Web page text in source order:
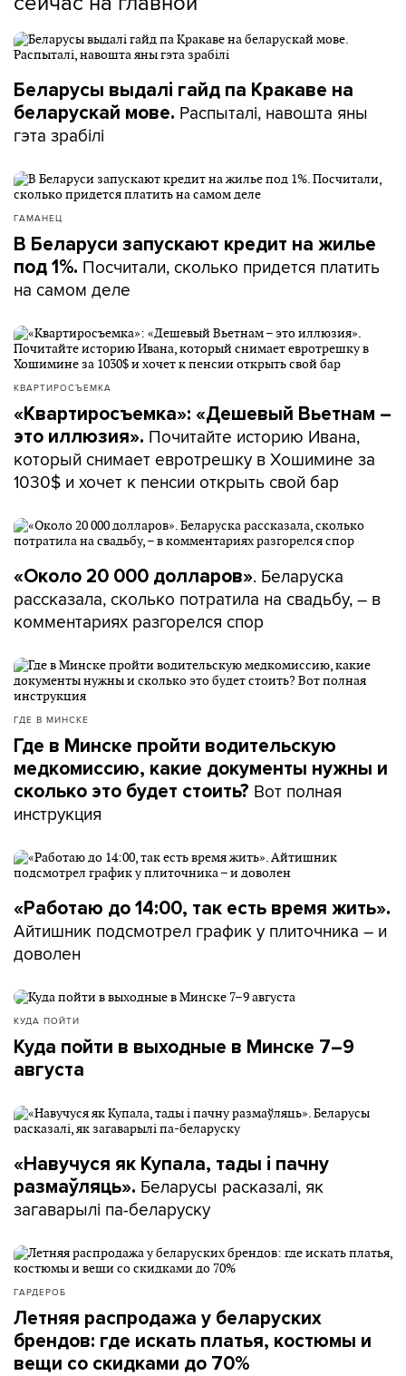
Беларусы выдалі гайд па Кракаве на
беларускай мове. Распыталі, навошта яны
гэта зрабілі
ГАМАНЕЦ
В Беларуси запускают кредит на жилье
под 1%. Посчитали, сколько придется платить
на самом деле
КВАРТИРОСЪЕМКА
«Квартиросъемка»: «Дешевый Вьетнам –
это иллюзия». Почитайте историю Ивана,
который снимает евротрешку в Хошимине за
1030$ и хочет к пенсии открыть свой бар
«Около 20 000 долларов». Беларуска
рассказала, сколько потратила на свадьбу, – в
комментариях разгорелся спор
ГДЕ В МИНСКЕ
Где в Минске пройти водительскую
медкомиссию, какие документы нужны и
сколько это будет стоить? Вот полная
инструкция
«Работаю до 14:00, так есть время жить».
Айтишник подсмотрел график у плиточника – и
доволен
КУДА ПОЙТИ
Куда пойти в выходные в Минске 7–9
августа
«Навучуся як Купала, тады і пачну
размаўляць». Беларусы расказалі, як
загаварылі па-беларуску
ГАРДЕРОБ
Летняя распродажа у беларуских
брендов: где искать платья, костюмы и
вещи со скидками до 70%